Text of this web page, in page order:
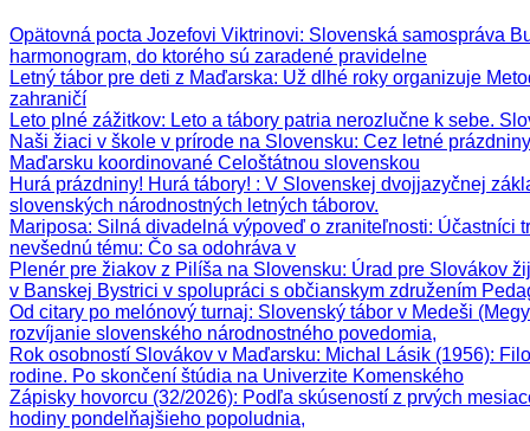
Opätovná pocta Jozefovi Viktrinovi: Slovenská samospráva
harmonogram, do ktorého sú zaradené pravidelne
Letný tábor pre deti z Maďarska: Už dlhé roky organizuje
zahraničí
Leto plné zážitkov: Leto a tábory patria nerozlučne k sebe.
Naši žiaci v škole v prírode na Slovensku: Cez letné
Maďarsku koordinované Celoštátnou slovenskou
Hurá prázdniny! Hurá tábory! : V Slovenskej dvojjazyčnej
slovenských národnostných letných táborov.
Mariposa: Silná divadelná výpoveď o zraniteľnosti: Účastníci
nevšednú tému: Čo sa odohráva v
Plenér pre žiakov z Pilíša na Slovensku: Úrad pre Slovákov
v Banskej Bystrici v spolupráci s občianskym združením
Od citary po melónový turnaj: Slovenský tábor v Medeši
rozvíjanie slovenského národnostného povedomia,
Rok osobností Slovákov v Maďarsku: Michal Lásik (1956):
rodine. Po skončení štúdia na Univerzite Komenského
Zápisky hovorcu (32/2026): Podľa skúseností z prvých
hodiny pondelňajšieho popoludnia,